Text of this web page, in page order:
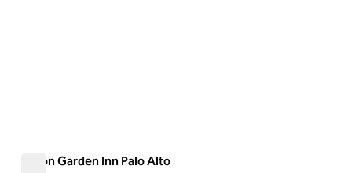
Hilton Garden Inn Palo Alto